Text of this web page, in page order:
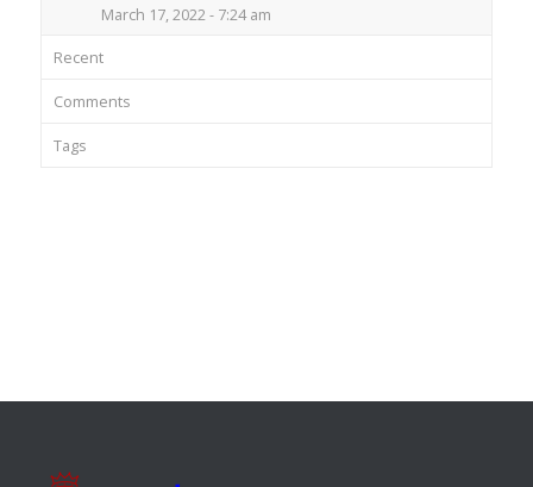
March 17, 2022 - 7:24 am
Recent
Comments
Tags